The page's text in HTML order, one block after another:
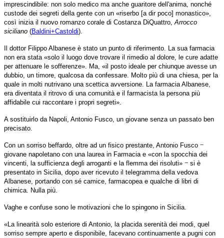
imprescindibile: non solo medico ma anche guaritore dell'anima, nonché
custode dei segreti della gente con un «riserbo [a dir poco] monastico»,
così inizia il nuovo romanzo corale di Costanza DiQuattro,Arrocco
siciliano (Baldini+Castoldi).
Il dottor Filippo Albanese è stato un punto di riferimento. La sua farmacia
non era stata «solo il luogo dove trovare il rimedio al dolore, le cure adatte
per attenuare le sofferenze». Ma, «il posto ideale per chiunque avesse un
dubbio, un timore, qualcosa da confessare. Molto più di una chiesa, per la
quale in molti nutrivano una scettica avversione. La farmacia Albanese,
era diventata il ritrovo di una comunità e il farmacista la persona più
affidabile cui raccontare i propri segreti».
A sostituirlo da Napoli, Antonio Fusco, un giovane senza un passato ben
precisato.
Con un sorriso beffardo, oltre ad un fisico prestante, Antonio Fusco ‒
giovane napoletano con una laurea in Farmacia e «con la spocchia dei
vincenti, la sufficienza degli arroganti e la flemma dei risoluti» ‒ si è
presentato in Sicilia, dopo aver ricevuto il telegramma della vedova
Albanese, portando con sé camice, farmacopea e qualche di libri di
chimica. Nulla più.
Vaghe e confuse sono le motivazioni che lo spingono in Sicilia.
«La linearità solo esteriore di Antonio, la placida serenità dei modi, quel
sorriso sempre aperto e disponibile, facevano continuamente a pugni con